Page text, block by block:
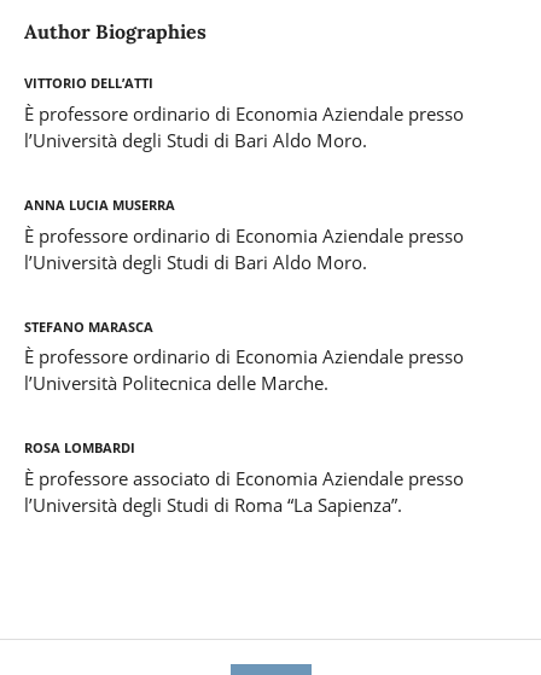
Author Biographies
Vittorio Dell’Atti
È professore ordinario di Economia Aziendale presso
l’Università degli Studi di Bari Aldo Moro.
Anna Lucia Muserra
È professore ordinario di Economia Aziendale presso
l’Università degli Studi di Bari Aldo Moro.
Stefano Marasca
È professore ordinario di Economia Aziendale presso
l’Università Politecnica delle Marche.
Rosa Lombardi
È professore associato di Economia Aziendale presso
l’Università degli Studi di Roma “La Sapienza”.